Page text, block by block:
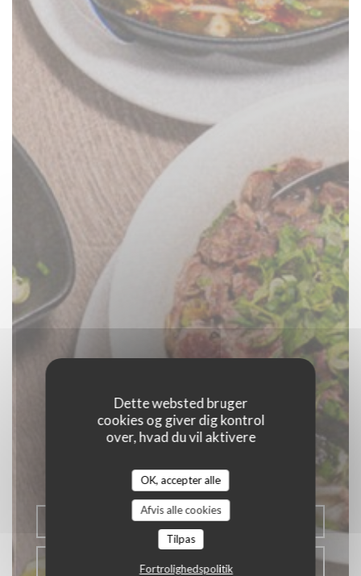
Dette websted bruger
cookies og giver dig kontrol
over, hvad du vil aktivere
OK, accepter alle
Afvis alle cookies
Tilpas
Fortrolighedspolitik
LE CO DO HUE
|LILLE
BOOK ET BORD
KLIK & HENT